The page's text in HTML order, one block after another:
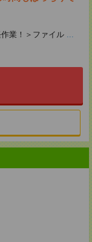
業！＞ファイル ...